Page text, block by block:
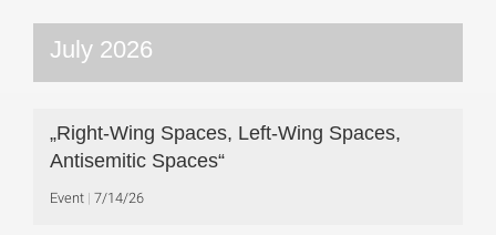
July 2026
„Right-Wing Spaces, Left-Wing Spaces,
Antisemitic Spaces“
Event 7/14/26